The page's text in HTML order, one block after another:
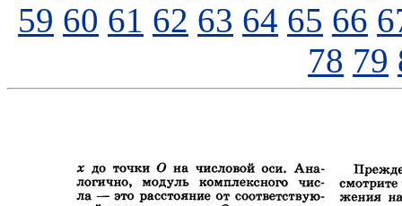
59 60 61 62 63 64 65 66
78 79